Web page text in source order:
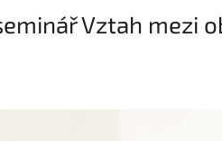
Vztah mezi